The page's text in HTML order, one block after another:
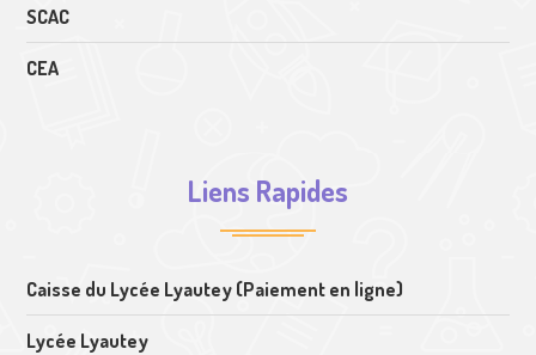
SCAC
CEA
Liens Rapides
Caisse du Lycée Lyautey (Paiement en ligne)
Lycée Lyautey